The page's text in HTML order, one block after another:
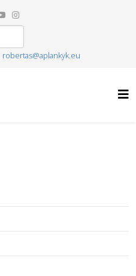
robertas@aplankyk.eu